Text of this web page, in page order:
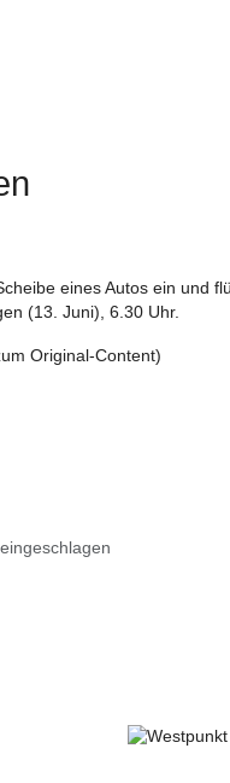
eines Autos ein und
(13. Juni), 6.30 Uhr.
Original-Content)
Unfallstelle